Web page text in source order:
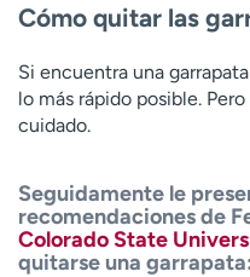
Cómo quitar las
Si encuentra una
lo más rápido posible.
cuidado.
Seguidamente le
recomendaciones de
Colorado State
quitarse una garrapata: